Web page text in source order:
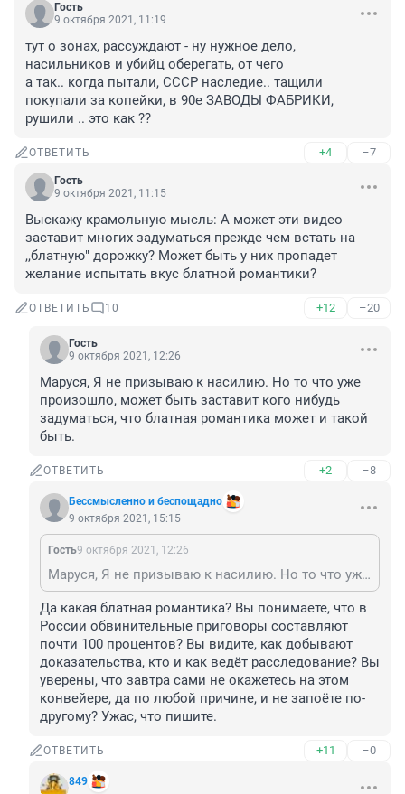
Гость
9 октября 2021, 11:19
тут о зонах, рассуждают - ну нужное дело,
насильников и убийц оберегать, от чего
а так.. когда пытали, СССР наследие.. тащили
покупали за копейки, в 90е ЗАВОДЫ ФАБРИКИ,
рушили .. это как ??
ОТВЕТИТЬ +4 –7
Гость
9 октября 2021, 11:15
Выскажу крамольную мысль: А может эти видео
заставит многих задуматься прежде чем встать на
,,блатную" дорожку? Может быть у них пропадет
желание испытать вкус блатной романтики?
ОТВЕТИТЬ 10 +12 –20
Гость
9 октября 2021, 12:26
Маруся, Я не призываю к насилию. Но то что уже
произошло, может быть заставит кого нибудь
задуматься, что блатная романтика может и такой
быть.
ОТВЕТИТЬ +2 –8
Бессмысленно и беспощадно
9 октября 2021, 15:15
Гость9 октября 2021, 12:26
Маруся, Я не призываю к насилию. Но то что уже произошло, может быть заставит кого нибудь задуматься, что блатная романтика может и такой быть.
Да какая блатная романтика? Вы понимаете, что в
России обвинительные приговоры составляют
почти 100 процентов? Вы видите, как добывают
доказательства, кто и как ведёт расследование? Вы
уверены, что завтра сами не окажетесь на этом
конвейере, да по любой причине, и не запоёте по-
другому? Ужас, что пишите.
ОТВЕТИТЬ +11 –0
849